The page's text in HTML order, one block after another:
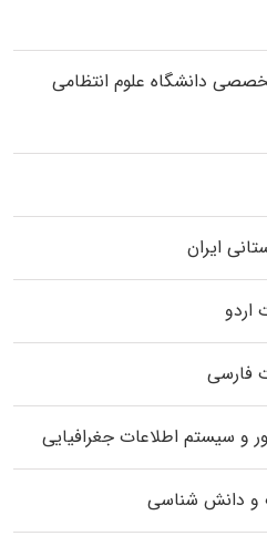
داﻧﺸﮕﺎه ﻋﻠﻮم انتظامی
ایران
اردو
فارسی
و سیستم اطلاعات جغرافیایی
و دانش شناسی